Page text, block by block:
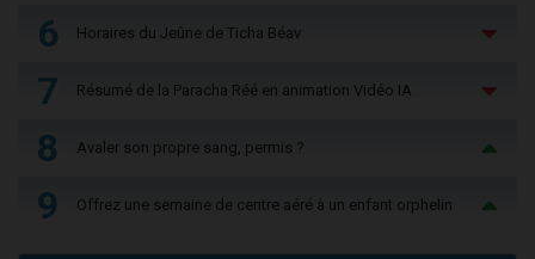
6 Horaires du Jeûne de Ticha Béav
7 Résumé de la Paracha Réé en animation Vidéo IA
8 Avaler son propre sang, permis ?
9 Offrez une semaine de centre aéré à un enfant orphelin